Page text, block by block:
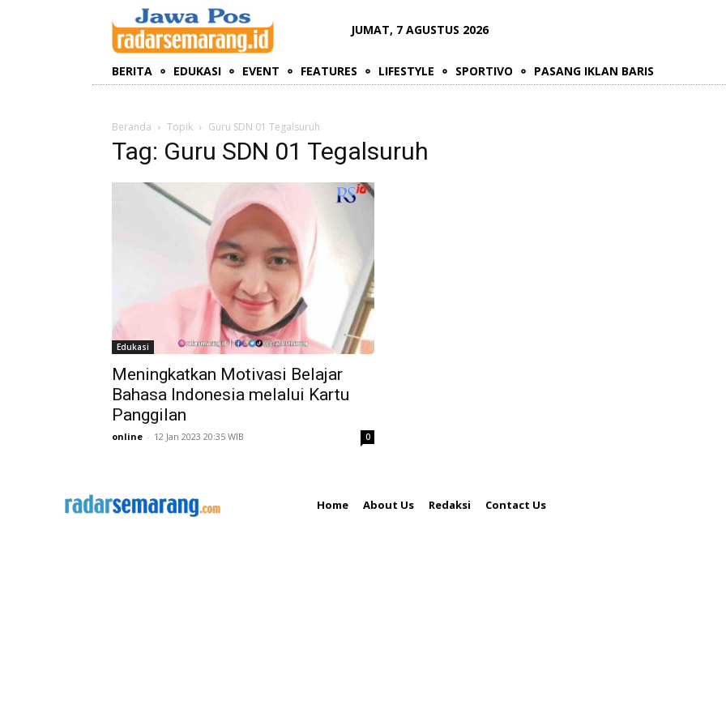
JUMAT, 7 AGUSTUS 2026
BERITA EDUKASI EVENT FEATURES LIFESTYLE SPORTIVO PASANG IKLAN BARIS
Beranda Topik Guru SDN 01 Tegalsuruh
Tag: Guru SDN 01 Tegalsuruh
Edukasi
Meningkatkan Motivasi Belajar
Bahasa Indonesia melalui Kartu
Panggilan
online - 12 Jan 2023 20:35 WIB 0
Home About Us Redaksi Contact Us